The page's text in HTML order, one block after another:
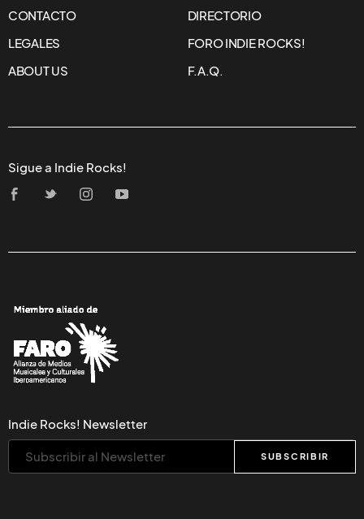
CONTACTO
DIRECTORIO
LEGALES
FORO INDIE ROCKS!
ABOUT US
F.A.Q.
Sigue a Indie Rocks!
Indie Rocks! Newsletter